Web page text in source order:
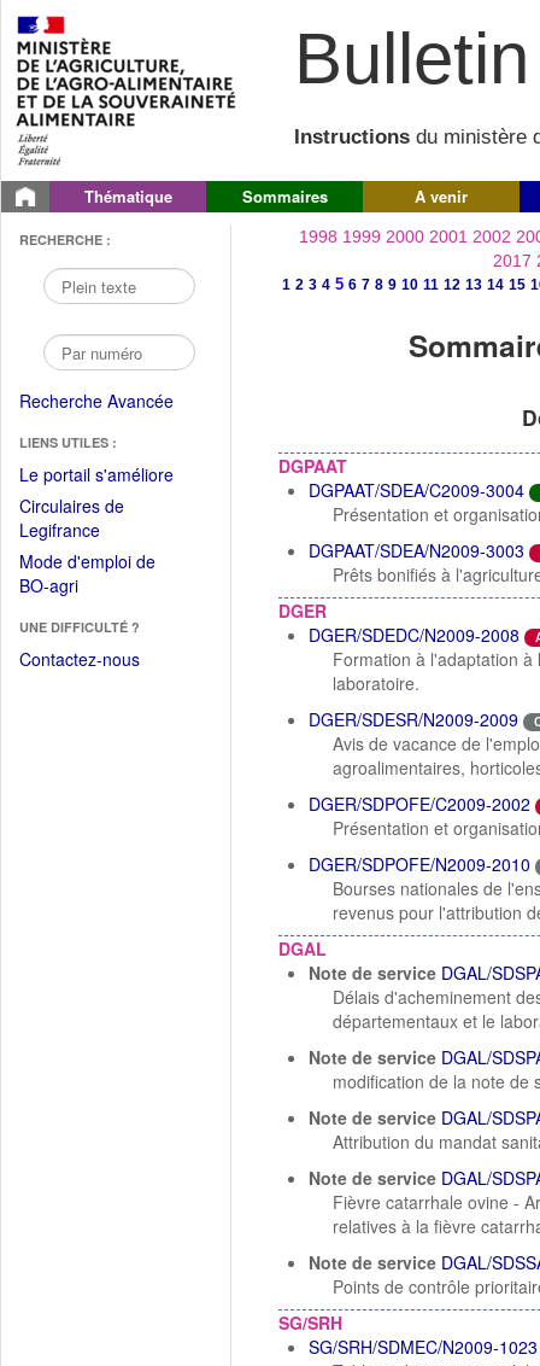
Instructions du ministère
Thématique Sommaires A venir
RECHERCHE :
Recherche Avancée
LIENS UTILES :
Le portail s'améliore(Fichier
Circulaires de
Legifrance(Ouvrir
dans
une
fenêtre)
Mode d'emploi de
BO-agri(Ouvrir
une
nouvelle
UNE DIFFICULTÉ ?
Contactez-nous
1998 1999 2000 2001 2002
2017
1 2 3 4 5 6 7 8 9 10 11 12 13 14 15
DGPAAT
DGPAAT/SDEA/C2009-3004
Présentation et
DGPAAT/SDEA/N2009-3003
Prêts bonifiés à
DGER
DGER/SDEDC/N2009-2008
Formation à l'adaptation
laboratoire.
DGER/SDESR/N2009-2009
Avis de vacance de
agroalimentaires,
DGER/SDPOFE/C2009-2002
Présentation et
DGER/SDPOFE/N2009-2010
Bourses nationales de
revenus pour l'attribution
DGAL
Note de service DGAL/
Délais d'acheminement
départementaux et le
Note de service DGAL/
modification de la note de
Note de service DGAL/
Attribution du mandat
Note de service DGAL/
Fièvre catarrhale ovine -
relatives à la fièvre
Note de service DGAL/
Points de contrôle
SG/SRH
SG/SRH/SDMEC/N2009-1023